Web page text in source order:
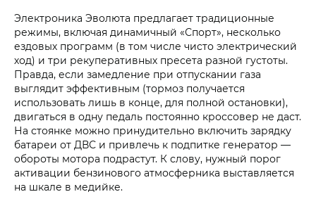
Электроника Эволюта предлагает традиционные
режимы, включая динамичный «Спорт», несколько
ездовых программ (в том числе чисто электрический
ход) и три рекуперативных пресета разной густоты.
Правда, если замедление при отпускании газа
выглядит эффективным (тормоз получается
использовать лишь в конце, для полной остановки),
двигаться в одну педаль постоянно кроссовер не даст.
На стоянке можно принудительно включить зарядку
батареи от ДВС и привлечь к подпитке генератор —
обороты мотора подрастут. К слову, нужный порог
активации бензинового атмосферника выставляется
на шкале в медийке.